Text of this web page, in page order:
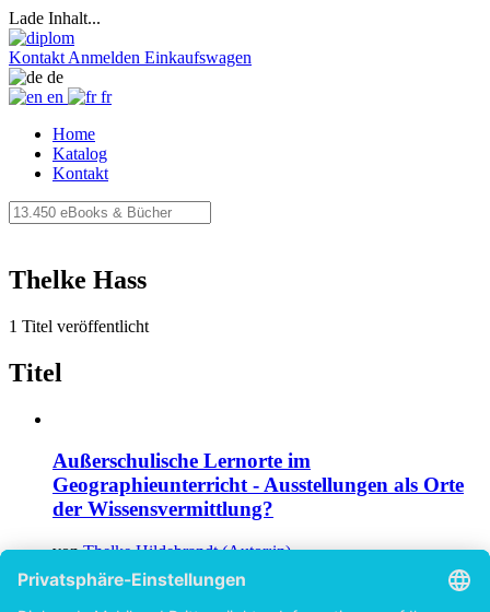
Lade Inhalt...
Kontakt Anmelden Einkaufswagen
de
en
fr
Home
Katalog
Kontakt
Thelke Hass
1 Titel veröffentlicht
Titel
Außerschulische Lernorte im
Geographieunterricht - Ausstellungen als Orte
der Wissensvermittlung?
vonThelke Hildebrandt (Autor:in)
©2007 Examensarbeit
Hilfe/FAQ